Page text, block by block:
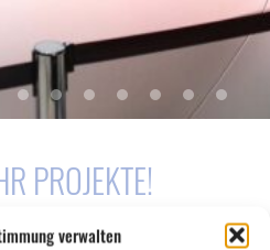
verwalten
PROJEKTE!